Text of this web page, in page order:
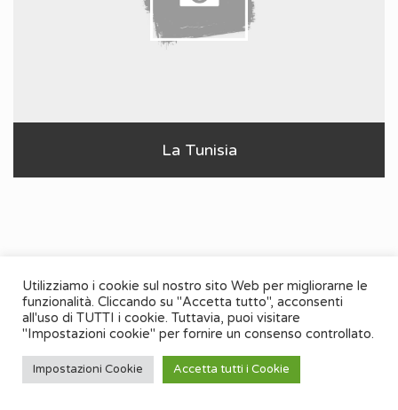
La Tunisia
Utilizziamo i cookie sul nostro sito Web per migliorarne le
funzionalità. Cliccando su "Accetta tutto", acconsenti
all'uso di TUTTI i cookie. Tuttavia, puoi visitare
"Impostazioni cookie" per fornire un consenso controllato.
Impostazioni Cookie Accetta tutti i Cookie